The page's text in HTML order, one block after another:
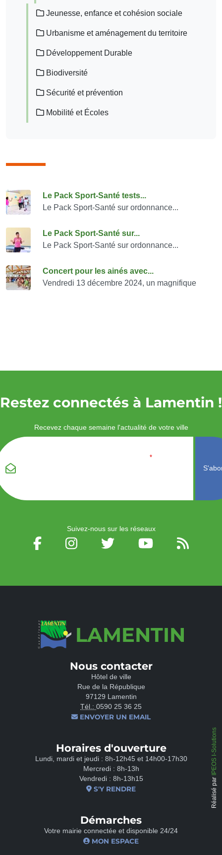
Jeunesse, enfance et cohésion sociale
Urbanisme et aménagement du territoire
Développement Durable
Biodiversité
Sécurité et prévention
Mobilité et Écoles
Consulter également
Le Pack Sport-Santé tests...
Le Pack Sport-Santé sur ordonnance...
Le Pack Sport-Santé sur...
Le Pack Sport-Santé sur ordonnance...
Concert pour les ainés avec...
Vendredi 13 décembre 2024, un magnifique
LAMENTIN
Nous contacter
Hôtel de ville
Rue de la République
97129 Lamentin
Tél.: 0590 25 36 25
ENVOYER UN EMAIL
Horaires d'ouverture
Lundi, mardi et jeudi : 8h-12h45 et 14h00-17h30
Mercredi : 8h-13h
Vendredi : 8h-13h15
S'Y RENDRE
Démarches
Votre mairie connectée et disponible 24/24
MON ESPACE
Restez connectés à Lamentin !
Recevez chaque semaine l'actualité de votre ville
*
Suivez-nous sur les réseaux
Réalisé par
IPEOS I-Solutions